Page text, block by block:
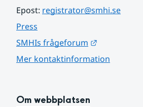
Epost: registrator@smhi.se
Press
SMHIs frågeforum
Mer kontaktinformation
Om webbplatsen